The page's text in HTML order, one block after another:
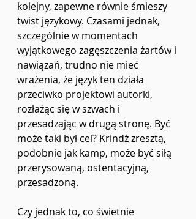
kolejny, zapewne równie śmieszy
twist językowy. Czasami jednak,
szczególnie w momentach
wyjątkowego zagęszczenia żartów i
nawiązań, trudno nie mieć
wrażenia, że język ten działa
przeciwko projektowi autorki,
rozłażąc się w szwach i
przesadzając w drugą stronę. Być
może taki był cel? Krindż zresztą,
podobnie jak kamp, może być siłą
przerysowaną, ostentacyjną,
przesadzoną.
Czy jednak to, co świetnie